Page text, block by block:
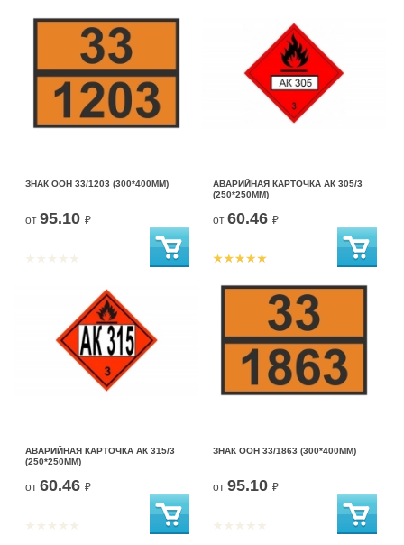
ЗНАК ООН 33/1203 (300*400ММ)
от 95.10 ₽
АВАРИЙНАЯ КАРТОЧКА АК 305/3
(250*250ММ)
от 60.46 ₽
АВАРИЙНАЯ КАРТОЧКА АК 315/3
(250*250ММ)
от 60.46 ₽
ЗНАК ООН 33/1863 (300*400ММ)
от 95.10 ₽